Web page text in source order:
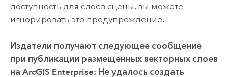
доступность для слоев сцены, вы можете
игнорировать это предупреждение.
Издатели получают следующее сообщение
при публикации размещенных векторных слоев
на ArcGIS Enterprise: Не удалось создать